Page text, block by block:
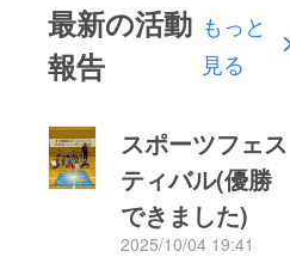
最新の活動
報告
もっと
見る
スポーツフェス
ティバル(優勝
できました)
2025/10/04 19:41